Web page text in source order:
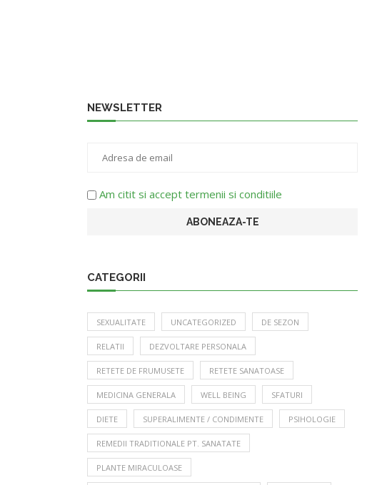
NEWSLETTER
Am citit si accept termenii si conditiile
CATEGORII
SEXUALITATE UNCATEGORIZED DE SEZON
RELATII DEZVOLTARE PERSONALA
RETETE DE FRUMUSETE RETETE SANATOASE
MEDICINA GENERALA WELL BEING SFATURI
DIETE SUPERALIMENTE / CONDIMENTE PSIHOLOGIE
REMEDII TRADITIONALE PT. SANATATE
PLANTE MIRACULOASE